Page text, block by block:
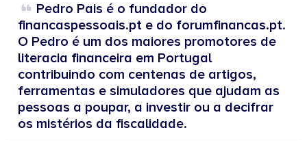
Pedro Pais é o fundador do
financaspessoais.pt e do forumfinancas.pt.
O Pedro é um dos maiores promotores de
literacia financeira em Portugal
contribuindo com centenas de artigos,
ferramentas e simuladores que ajudam as
pessoas a poupar, a investir ou a decifrar
os mistérios da fiscalidade.